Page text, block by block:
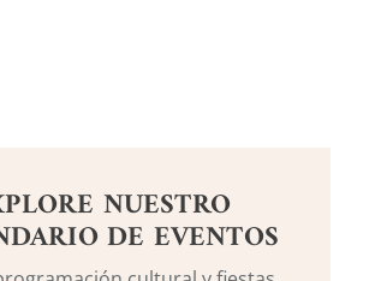
NUESTRO
DE EVENTOS